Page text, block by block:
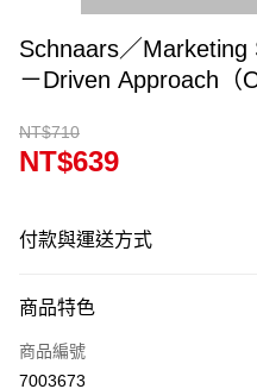
Schnaars／
－Driven Approach（
NT$710
NT$639
付款與運送方式
信用卡一次付款
超商取貨付款
商品特色
商品編號
7003673